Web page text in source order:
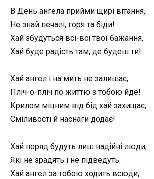
В День ангела прийми щирі вітання,
Не знай печалі, горя та біди!
Хай збудуться всі-всі твої бажання,
Хай буде радість там, де будеш ти!
Хай ангел і на мить не залишає,
Пліч-о-пліч по життю з тобою йде!
Крилом міцним від бід хай захищає,
Сміливості й наснаги додає!
Хай поряд будуть лиш надійні люди,
Які не зрадять і не підведуть.
Хай ангел за тобою ходить всюди,